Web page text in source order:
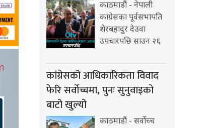
काठमाडौं - नेपाली
कांग्रेसका पूर्वसभापति
शेरबहादुर देउवा
उपचारपछि साउन २६
कांग्रेसको आधिकारिकता विवाद
फेरि सर्वोच्चमा, पुनः सुनुवाइको
बाटो खुल्यो
काठमाडौं - सर्वोच्च